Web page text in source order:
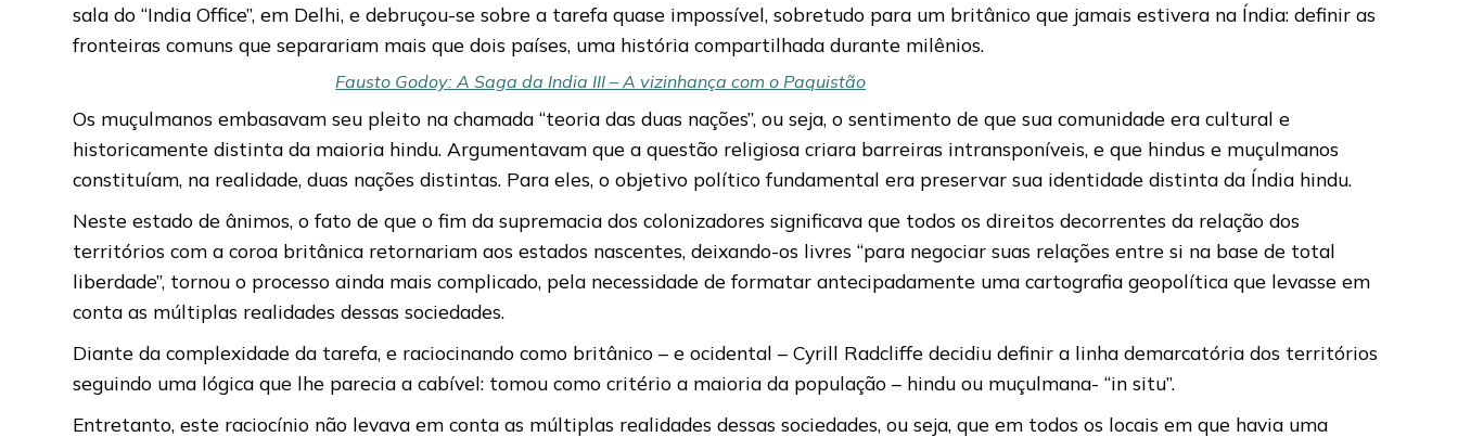
sala do “India Office”, em Delhi, e debruçou-se sobre a tarefa quase impossível, sobretudo para um britânico que jamais estivera na Índia: definir as
fronteiras comuns que separariam mais que dois países, uma história compartilhada durante milênios.
Fausto Godoy: A Saga da India III – A vizinhança com o Paquistão
Os muçulmanos embasavam seu pleito na chamada “teoria das duas nações”, ou seja, o sentimento de que sua comunidade era cultural e
historicamente distinta da maioria hindu. Argumentavam que a questão religiosa criara barreiras intransponíveis, e que hindus e muçulmanos
constituíam, na realidade, duas nações distintas. Para eles, o objetivo político fundamental era preservar sua identidade distinta da Índia hindu.
Neste estado de ânimos, o fato de que o fim da supremacia dos colonizadores significava que todos os direitos decorrentes da relação dos
territórios com a coroa britânica retornariam aos estados nascentes, deixando-os livres “para negociar suas relações entre si na base de total
liberdade”, tornou o processo ainda mais complicado, pela necessidade de formatar antecipadamente uma cartografia geopolítica que levasse em
conta as múltiplas realidades dessas sociedades.
Diante da complexidade da tarefa, e raciocinando como britânico – e ocidental – Cyrill Radcliffe decidiu definir a linha demarcatória dos territórios
seguindo uma lógica que lhe parecia a cabível: tomou como critério a maioria da população – hindu ou muçulmana- “in situ”.
Entretanto, este raciocínio não levava em conta as múltiplas realidades dessas sociedades, ou seja, que em todos os locais em que havia uma